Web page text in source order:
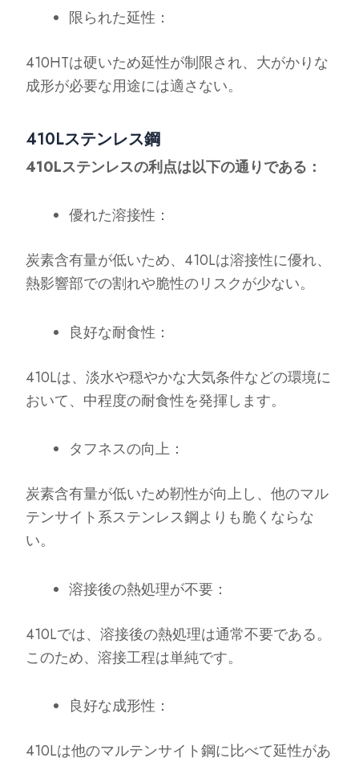
限られた延性：
410HTは硬いため延性が制限され、大がかりな
成形が必要な用途には適さない。
410Lステンレス鋼
410Lステンレスの利点は以下の通りである：
優れた溶接性：
炭素含有量が低いため、410Lは溶接性に優れ、
熱影響部での割れや脆性のリスクが少ない。
良好な耐食性：
410Lは、淡水や穏やかな大気条件などの環境に
おいて、中程度の耐食性を発揮します。
タフネスの向上：
炭素含有量が低いため靭性が向上し、他のマル
テンサイト系ステンレス鋼よりも脆くならな
い。
溶接後の熱処理が不要：
410Lでは、溶接後の熱処理は通常不要である。
このため、溶接工程は単純です。
良好な成形性：
410Lは他のマルテンサイト鋼に比べて延性があ